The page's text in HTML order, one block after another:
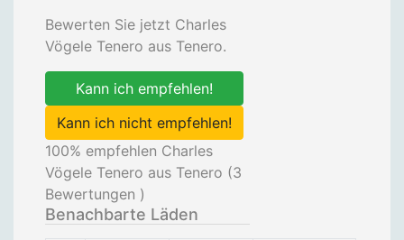
Bewerten Sie jetzt Charles
Vögele Tenero aus Tenero.
Kann ich empfehlen!
Kann ich nicht empfehlen!
100% empfehlen Charles
Vögele Tenero aus Tenero (3
Bewertungen )
Benachbarte Läden